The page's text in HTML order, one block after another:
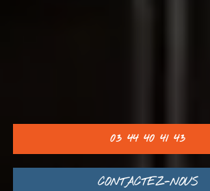
03 44 40 41 43
CONTACTEZ-NOUS